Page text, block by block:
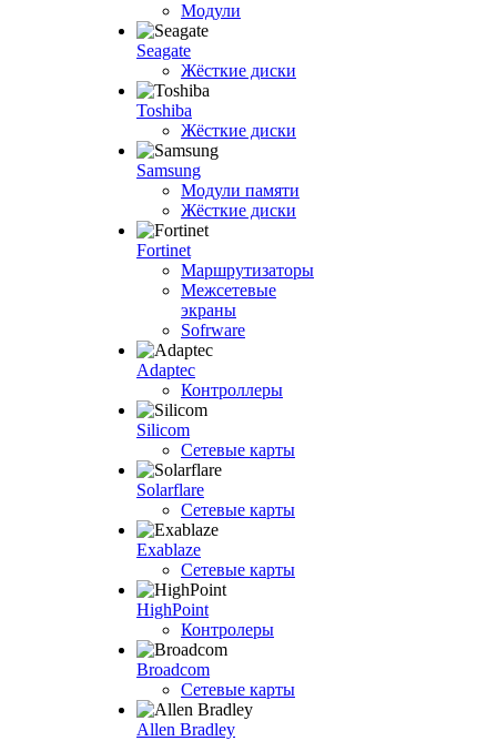
Модули
Seagate
Жёсткие диски
Toshiba
Жёсткие диски
Samsung
Модули памяти
Жёсткие диски
Fortinet
Маршрутизаторы
Межсетевые
экраны
Sofrware
Adaptec
Контроллеры
Silicom
Сетевые карты
Solarflare
Сетевые карты
Exablaze
Сетевые карты
HighPoint
Контролеры
Broadcom
Сетевые карты
Allen Bradley